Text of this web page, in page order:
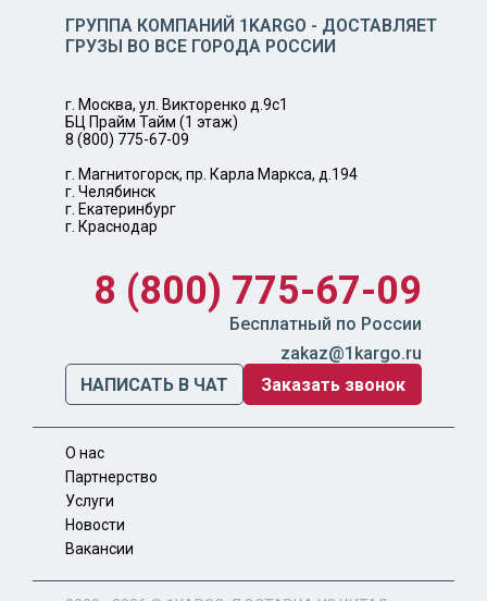
ГРУППА КОМПАНИЙ 1KARGO - ДОСТАВЛЯЕТ
ГРУЗЫ ВО ВСЕ ГОРОДА РОССИИ
г. Москва, ул. Викторенко д.9с1
БЦ Прайм Тайм (1 этаж)
8 (800) 775-67-09
г. Магнитогорск, пр. Карла Маркса, д.194
г. Челябинск
г. Екатеринбург
г. Краснодар
8 (800) 775-67-09
Бесплатный по России
zakaz@1kargo.ru
НАПИСАТЬ В ЧАТ
Заказать звонок
О нас
Партнерство
Услуги
Новости
Вакансии